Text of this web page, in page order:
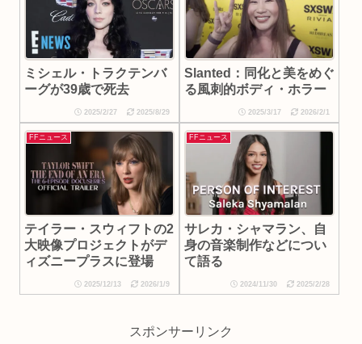
ミシェル・トラクテンバ
ーグが39歳で死去
2025/2/27 2025/8/29
Slanted：同化と美をめぐ
る風刺的ボディ・ホラー
2025/3/17 2026/2/1
FFニュース
テイラー・スウィフトの2
大映像プロジェクトがデ
ィズニープラスに登場
2025/12/13 2026/1/9
FFニュース
サレカ・シャマラン、自
身の音楽制作などについ
て語る
2024/11/30 2025/2/28
スポンサーリンク